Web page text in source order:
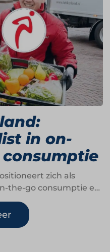
in on-
zich als
the-go consumptie en
gemak. Onder het
Convenient Partner…